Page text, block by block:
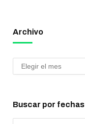
Archivo
Buscar por fechas